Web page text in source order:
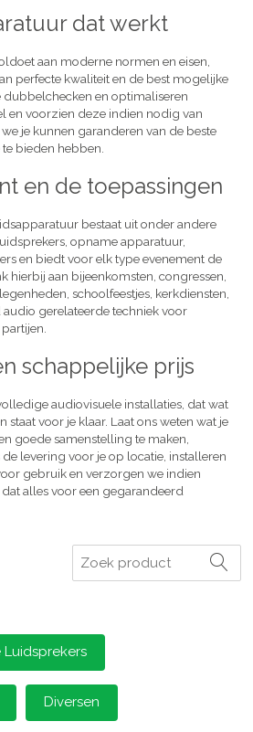
dat werkt
aan moderne normen en eisen,
perfecte kwaliteit en de best mogelijke
dubbelchecken en optimaliseren
en voorzien deze indien nodig van
je kunnen garanderen van de beste
bieden hebben.
en de toepassingen
bestaat uit onder andere
opname apparatuur,
en biedt voor elk type evenement de
hierbij aan bijeenkomsten, congressen,
schoolfeestjes, kerkdiensten,
gerelateerde techniek voor
schappelijke prijs
audiovisuele installaties, dat wat
staat voor je klaar. Laat ons weten wat je
goede samenstelling te maken,
levering voor je op locatie, installeren
gebruik en verzorgen we indien
alles voor een gegarandeerd
Zoeken
Luidsprekers
Diversen